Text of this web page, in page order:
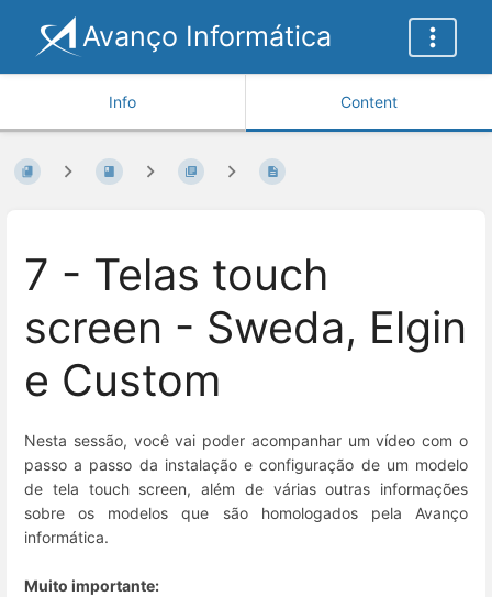
Avanço Informática
Info Content
7 - Telas touch
screen - Sweda, Elgin
e Custom
Nesta sessão, você vai poder acompanhar um vídeo com o
passo a passo da instalação e configuração de um modelo
de tela touch screen, além de várias outras informações
sobre os modelos que são homologados pela Avanço
informática.
Muito importante: